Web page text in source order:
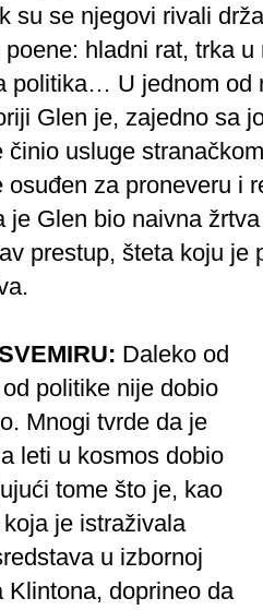
su se njegovi rivali
hladni rat, trka
politika… U jednom od
Glen je, zajedno sa
činio usluge
osuđen za proneveru i
je Glen bio naivna
prestup, šteta koju je
Daleko od
politike nije dobio
Mnogi tvrde da je
leti u kosmos dobio
tome što je, kao
je istraživala
u izbornoj
Klintona, doprineo da